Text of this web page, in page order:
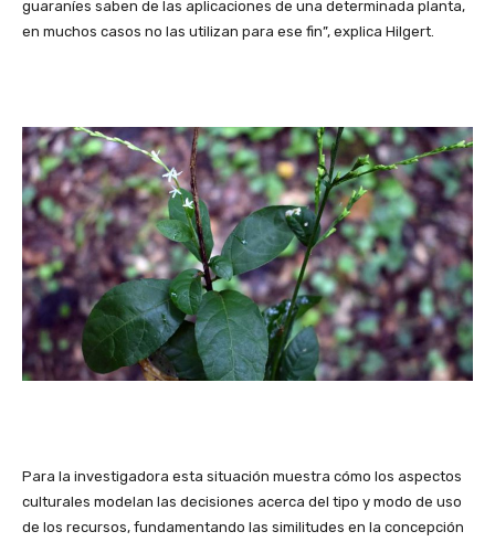
guaraníes saben de las aplicaciones de una determinada planta,
en muchos casos no las utilizan para ese fin”, explica Hilgert.
Para la investigadora esta situación muestra cómo los aspectos
culturales modelan las decisiones acerca del tipo y modo de uso
de los recursos, fundamentando las similitudes en la concepción